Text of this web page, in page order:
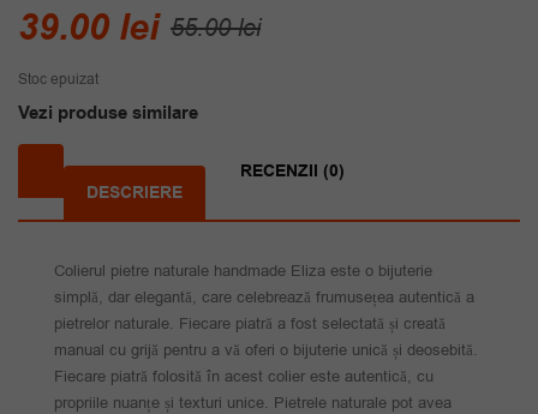
55.00leiPrețul
55.00 lei.
39.00 lei
Prețul
Stoc epuizat
Vezi produse similare
DESCRIERE
RECENZII (0)
Colierul pietre naturale handmade Eliza este o bijuterie
simplă, dar elegantă, care celebrează frumusețea autentică a
pietrelor naturale. Fiecare piatră a fost selectată și creată
manual cu grijă pentru a vă oferi o bijuterie unică și deosebită.
Fiecare piatră folosită în acest colier este autentică, cu
propriile nuanțe și texturi unice. Pietrele naturale pot avea